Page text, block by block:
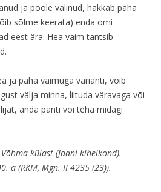
ja poole valinud, hakkab paha
sõlme keerata) enda omi
eest ära. Hea vaim tantsib
ja paha vaimuga varianti, võib
välja minna, liituda väravaga või
anda panti või teha midagi
külast (Jaani kihelkond).
a (RKM, Mgn. II 4235 (23)).